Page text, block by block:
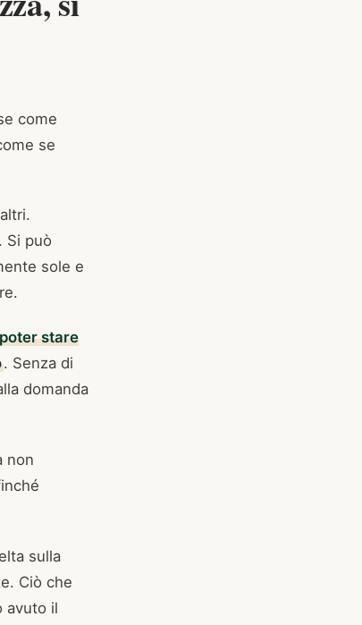
come
se
Si può
sole e
stare
. Senza di
domanda
non
sulla
Ciò che
avuto il